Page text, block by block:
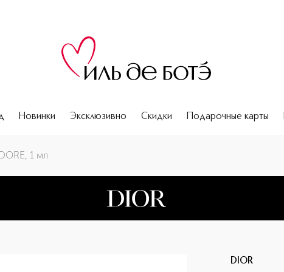
Новинки Эксклюзивно Скидки Подарочные карты
1 мл
DIOR